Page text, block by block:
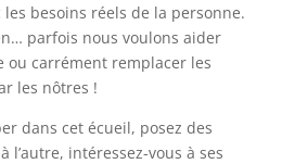
besoins réels de la personne.
parfois nous voulons aider
ou carrément remplacer les
les nôtres !
dans cet écueil, posez des
l’autre, intéressez-vous à ses